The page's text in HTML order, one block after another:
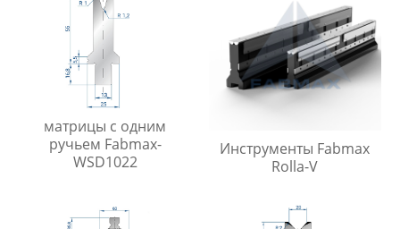
матрицы с одним
ручьем Fabmax-
WSD1022
Инструменты Fabmax
Rolla-V